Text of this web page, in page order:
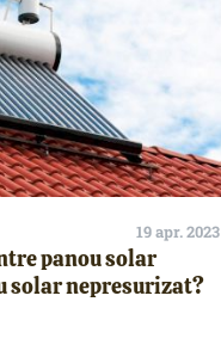
19 apr. 2023
panou solar
solar nepresurizat?